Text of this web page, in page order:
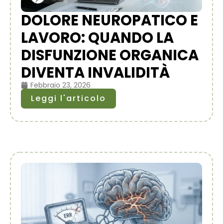
DOLORE NEUROPATICO E
LAVORO: QUANDO LA
DISFUNZIONE ORGANICA
DIVENTA INVALIDITÀ
Febbraio 23, 2026
Leggi l'articolo